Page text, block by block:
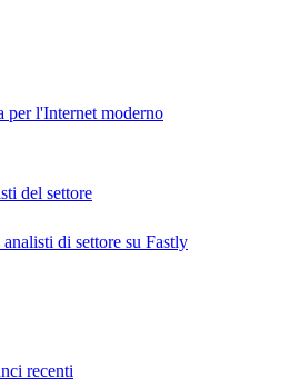
per l'Internet moderno
del settore
di settore su Fastly
recenti